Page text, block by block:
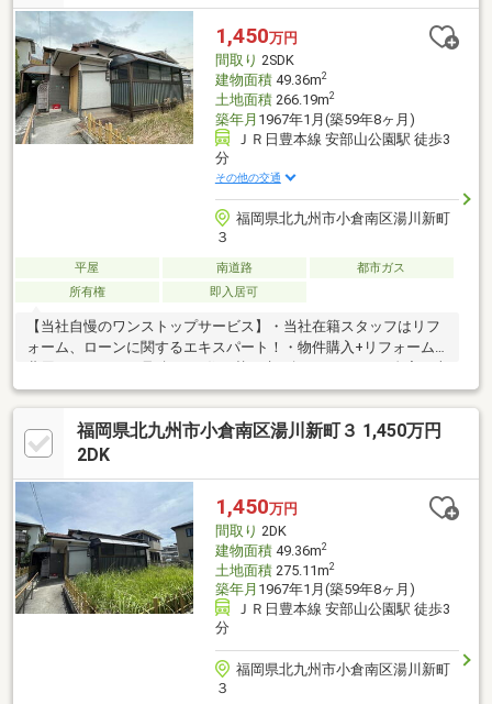
1,450万円
間取り 2SDK
建物面積49.36m2
土地面積266.19m2
築年月 1967年1月(築59年8ヶ月)
ＪＲ日豊本線 安部山公園駅 徒歩3
分
その他の交通
福岡県北九州市小倉南区湯川新町
３
平屋 南道路
都市ガス
所有権
即入居可
【当社自慢のワンストップサービス】・当社在籍スタッフはリフ
ォーム、ローンに関するエキスパート！・物件購入+リフォーム
却が並行して行えます！・もちろん査定も無料です♪
福岡県北九州市小倉南区湯川新町３ 1,450万円
2DK
1,450万円
間取り 2DK
建物面積49.36m2
土地面積275.11m2
築年月 1967年1月(築59年8ヶ月)
ＪＲ日豊本線 安部山公園駅 徒歩3
分
福岡県北九州市小倉南区湯川新町
３